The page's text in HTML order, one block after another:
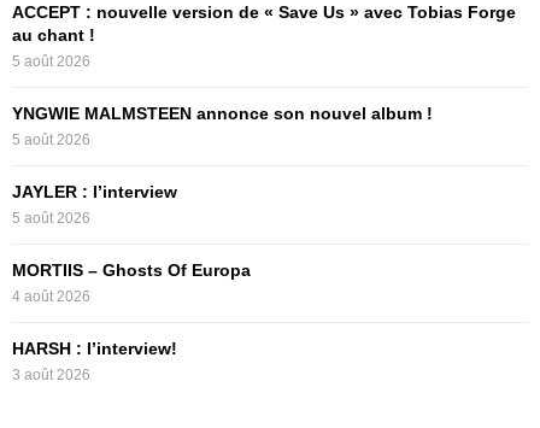
o
r
:
ACCEPT : nouvelle version de « Save Us » avec Tobias Forge
au chant !
5 août 2026
YNGWIE MALMSTEEN annonce son nouvel album !
5 août 2026
JAYLER : l’interview
5 août 2026
MORTIIS – Ghosts Of Europa
4 août 2026
HARSH : l’interview!
3 août 2026